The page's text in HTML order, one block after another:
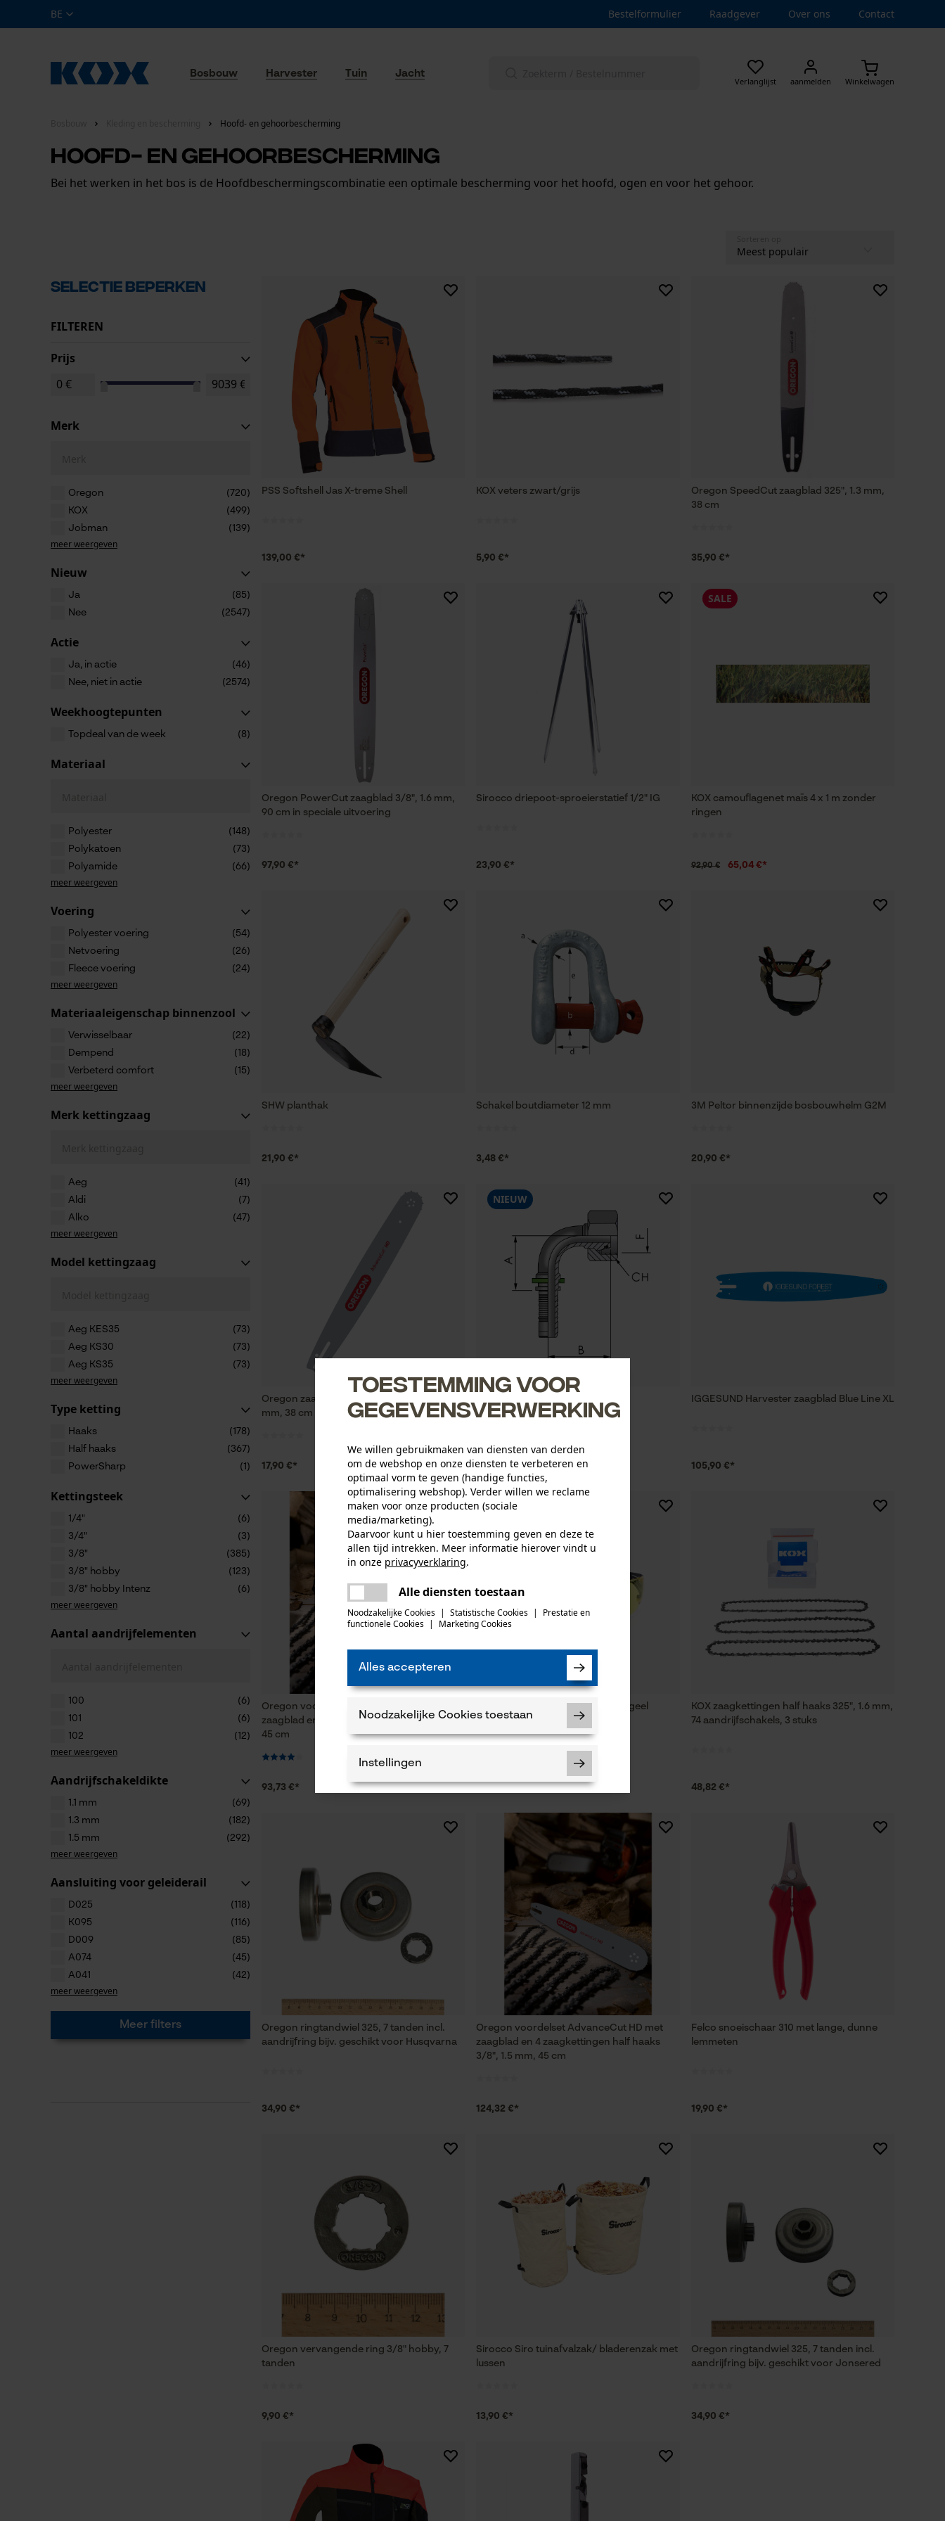
BE Bestelformulier Raadgever Over ons Contact
Verlanglijst aanmelden Winkelwagen
Bosbouw Harvester Tuin Jacht
Hoofd- en gehoorbescherming
Hoofd- en gehoorbescherming
Bei het werken in het bos is de Hoofdbeschermingscombinatie een optimale bescherming voor het hoofd, ogen en voor het gehoor.
Selectie beperken
FILTEREN
Prijs
Merk
Oregon
(720)
KOX
(499)
Jobman
(139)
meer weergeven
Nieuw
Ja
(85)
Nee
(2547)
Actie
Ja, in actie
(46)
Nee, niet in actie
(2574)
Weekhoogtepunten
Topdeal van de week (8)
Materiaal
Polyester
(148)
Polykatoen
(73)
Polyamide
(66)
meer weergeven
Voering
Polyester voering
(54)
Netvoering
(26)
Fleece voering
(24)
meer weergeven
Materiaaleigenschap binnenzool
Verwisselbaar
(22)
Dempend
(18)
Verbeterd comfort
(15)
meer weergeven
Merk kettingzaag
Aeg
(41)
Aldi
(7)
Alko
(47)
meer weergeven
Model kettingzaag
Aeg KES35
(73)
Aeg KS30
(73)
Aeg KS35
(73)
meer weergeven
Type ketting
Haaks
(178)
Half haaks
(367)
PowerSharp
(1)
Kettingsteek
1/4"
(6)
3/4"
(3)
3/8"
(385)
3/8" hobby
(123)
3/8" hobby Intenz
(6)
meer weergeven
Aantal aandrijfelementen
100
(6)
101
(6)
102
(12)
meer weergeven
Aandrijfschakeldikte
1.1 mm
(69)
1.3 mm
(182)
1.5 mm
(292)
meer weergeven
Aansluiting voor geleiderail
D025
(118)
K095
(116)
D009
(85)
A074
(45)
A041
(42)
meer weergeven
Meer filters
PSS Softshell Jas X-treme Shell
139,00 €*
KOX veters zwart/grijs
5,90 €*
Oregon SpeedCut zaagblad 325", 1.3 mm,
38 cm
35,90 €*
Oregon PowerCut zaagblad 3/8", 1.6 mm,
90 cm in speciale uitvoering
97,90 €*
Sirocco driepoot-sproeierstatief 1/2" IG
23,90 €*
KOX camouflagenet maïs 4 x 1 m zonder
ringen
SALE
92,90 € 65,04 €*
SHW planthak
21,90 €*
Schakel boutdiameter 12 mm
3,48 €*
3M Peltor binnenzijde bosbouwhelm G2M
20,90 €*
Oregon zaagblad Advancecut .325", 1.5
mm, 38 cm
17,90 €*
NIEUW
2,34 €*
IGGESUND Harvester zaagblad Blue Line XL
105,90 €*
Oregon voordelset ControlCut met
zaagblad en 4 zaagkettingen 325", 1.6 mm,
45 cm
93,73 €*
3M veiligheidsbril SecureFit 400, geel
12,90 €*
KOX zaagkettingen half haaks 325", 1.6 mm,
74 aandrijfschakels, 3 stuks
48,82 €*
Oregon ringtandwiel 325, 7 tanden incl.
aandrijfring bijv. geschikt voor Husqvarna
34,90 €*
Oregon voordelset AdvanceCut HD met
zaagblad en 4 zaagkettingen half haaks
3/8", 1.5 mm, 45 cm
124,32 €*
Felco snoeischaar 310 met lange, dunne
lemmeten
19,90 €*
Oregon vervangende ring 3/8" hobby, 7
tanden
9,90 €*
Sirocco Siro tuinafvalzak/ bladerenzak met
lussen
13,90 €*
Oregon ringtandwiel 325, 7 tanden incl.
aandrijfring bijv. geschikt voor Jonsered
34,90 €*
Toestemming voor
gegevensverwerking
We willen gebruikmaken van diensten van derden
om de webshop en onze diensten te verbeteren en
optimaal vorm te geven (handige functies,
optimalisering webshop). Verder willen we reclame
maken voor onze producten (sociale
media/marketing).
Daarvoor kunt u hier toestemming geven en deze te
allen tijd intrekken. Meer informatie hierover vindt u
in onze privacyverklaring.
Alle diensten toestaan
Noodzakelijke Cookies | Statistische Cookies |
Prestatie en
functionele Cookies | Marketing Cookies
Alles accepteren
Noodzakelijke Cookies toestaan
Instellingen
De keuze voor gegevensverwerking
opslaan
Econda Tag Manager
Statistische Cookies
Mouseflow Web Analytics Tool
Prestatie en functionele Cookies
Gepersonaliseerde homepage
Opgeslagen winkelwagen
Persoonlijke begroeting
Geo-IP en gebruikersdetectie
Marketing Cookies
Google Global Site Tag
opnieuw te proberen.
mail